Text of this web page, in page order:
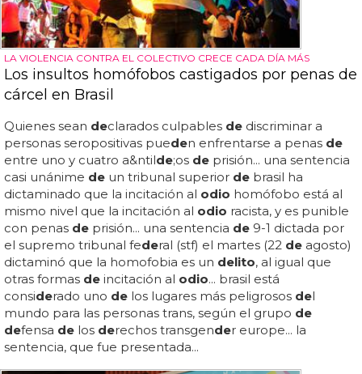
LA VIOLENCIA CONTRA EL COLECTIVO CRECE CADA DÍA MÁS
Los insultos homófobos castigados por penas de
cárcel en Brasil
Quienes sean declarados culpables de discriminar a
personas seropositivas pueden enfrentarse a penas de
entre uno y cuatro a&ntilde;os de prisión... una sentencia
casi unánime de un tribunal superior de brasil ha
dictaminado que la incitación al odio homófobo está al
mismo nivel que la incitación al odio racista, y es punible
con penas de prisión... una sentencia de 9-1 dictada por
el supremo tribunal federal (stf) el martes (22 de agosto)
dictaminó que la homofobia es un delito, al igual que
otras formas de incitación al odio... brasil está
considerado uno de los lugares más peligrosos del
mundo para las personas trans, según el grupo de
defensa de los derechos transgender europe... la
sentencia, que fue presentada...